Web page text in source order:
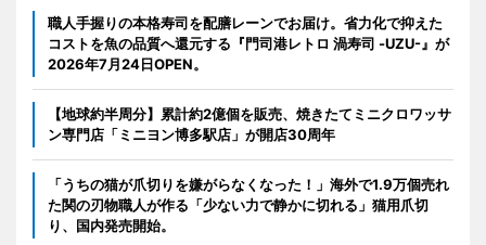
職人手握りの本格寿司を配膳レーンでお届け。省力化で抑えた
コストを魚の品質へ還元する『門司港レトロ 渦寿司 -UZU-』が
2026年7月24日OPEN。
【地球約半周分】累計約2億個を販売、焼きたてミニクロワッサ
ン専門店「ミニヨン博多駅店」が開店30周年
「うちの猫が爪切りを嫌がらなくなった！」海外で1.9万個売れ
た関の刃物職人が作る「少ない力で静かに切れる」猫用爪切
り、国内発売開始。